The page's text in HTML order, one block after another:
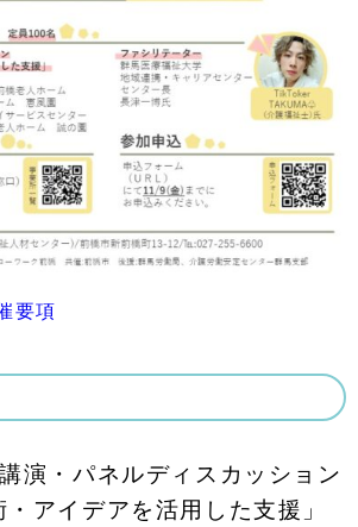
要項
演・パネルディスカッション
デアを活用した支援」